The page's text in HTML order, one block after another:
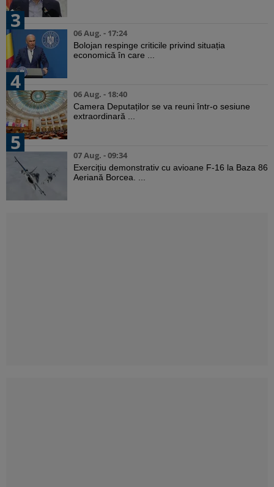
3
06 Aug. - 17:24
Bolojan respinge criticile privind situația
economică în care ...
4
06 Aug. - 18:40
Camera Deputaților se va reuni într-o sesiune
extraordinară ...
5
07 Aug. - 09:34
Exercițiu demonstrativ cu avioane F-16 la Baza 86
Aeriană Borcea. ...